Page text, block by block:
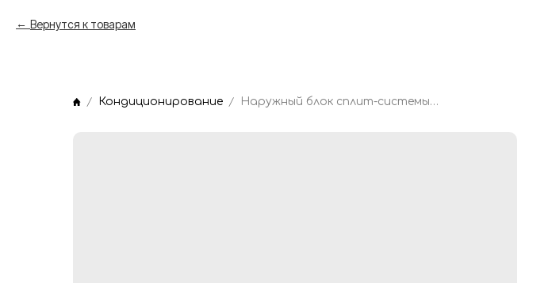
Вернутся к товарам
Кондиционирование Наружный блок сплит-системы Mitsubishi Electric MUZ-LN35VGHZ